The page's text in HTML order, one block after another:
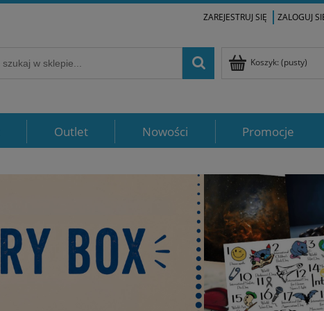
ZAREJESTRUJ SIĘ ZALOGUJ
Koszyk: (pusty)
Outlet Nowości Promocje